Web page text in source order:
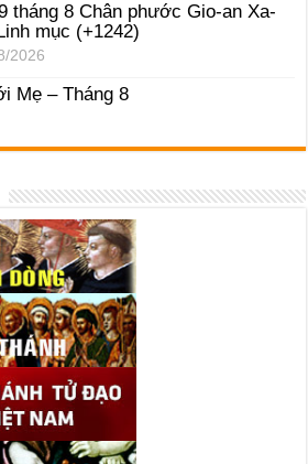
tháng 8 Chân phước Gio-an Xa-
mục (+1242)
2026
Mẹ – Tháng 8